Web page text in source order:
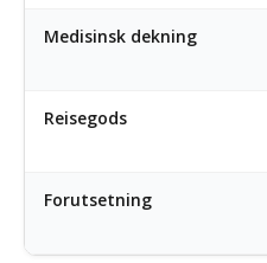
Medisinsk dekning
Reisegods
Forutsetning